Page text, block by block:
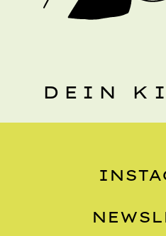
DEIN